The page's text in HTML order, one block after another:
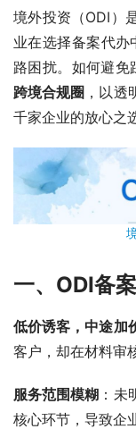
境外投资（ODI）
业在选择备案代办
路困扰。如何避
跨境合规圈 ，以
千家企业的放心之
一、ODI备
低价诱客，中途加
客户，却在材料审
服务范围模糊 ：
核心环节，导致企